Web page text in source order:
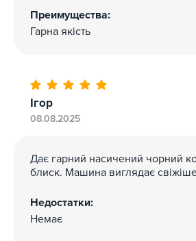
Преимущества:
Гарна якість
Ігор
08.08.2025
Дає гарний насичений чорний
блиск. Машина виглядає
Недостатки:
Немає